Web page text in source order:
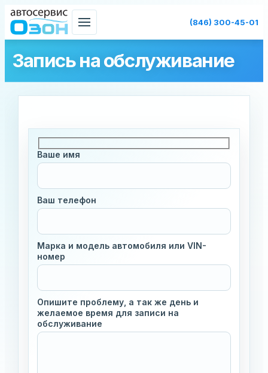
(846) 300-45-01
to
Запись на обслуживание
Ваше имя
Ваш телефон
Марка и модель автомобиля или VIN-
номер
Опишите проблему, а так же день и
желаемое время для записи на
обслуживание